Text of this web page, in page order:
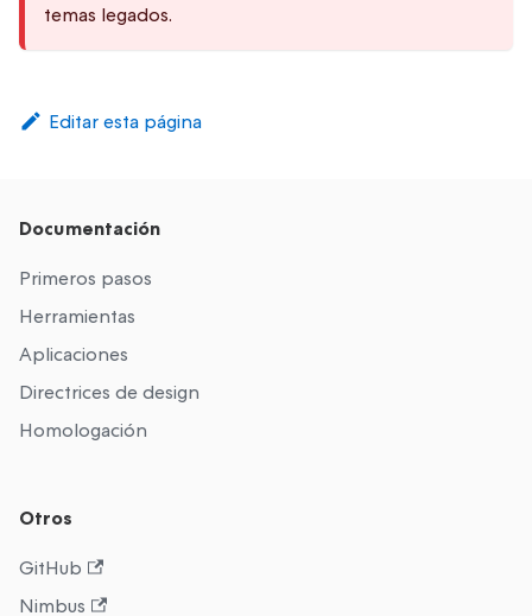
temas legados.
Editar esta página
Documentación
Primeros pasos
Herramientas
Aplicaciones
Directrices de design
Homologación
Otros
GitHub
Nimbus